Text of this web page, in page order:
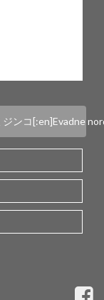
single.php
ンコ[:en]Evadne